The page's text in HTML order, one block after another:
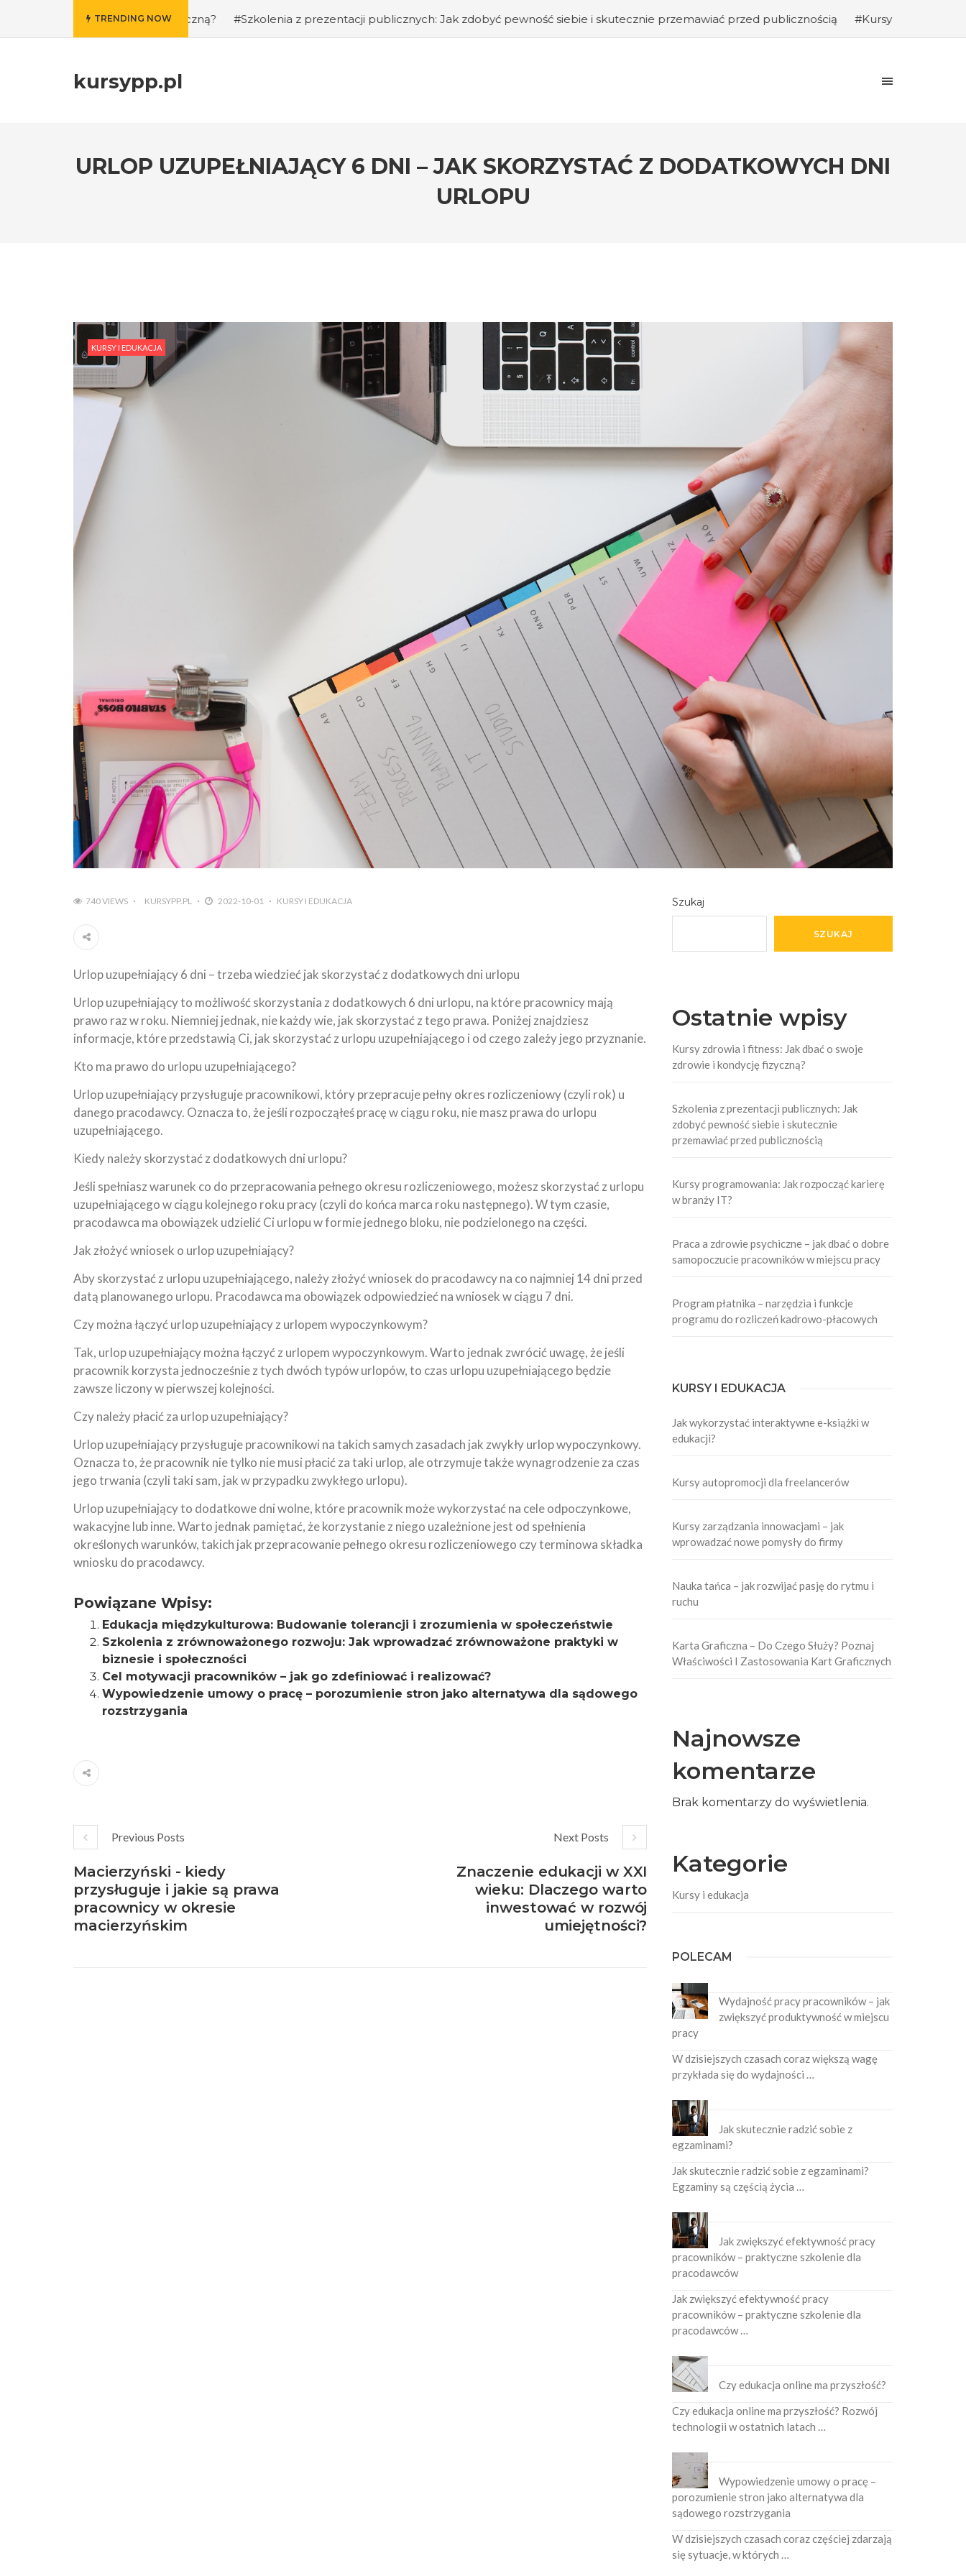
TRENDING NOW
i kondycję fizyczną? #Szkolenia z prezentacji publicznych: Jak zdobyć pewność siebie i skutecznie przemawiać przed publicznością #Kursy programowania: Jak
kursypp.pl
URLOP UZUPEŁNIAJĄCY 6 DNI – JAK SKORZYSTAĆ Z DODATKOWYCH DNI
URLOPU
KURSY I EDUKACJA
740 VIEWS KURSYPP.PL 2022-10-01 KURSY I EDUKACJA
Urlop uzupełniający 6 dni – trzeba wiedzieć jak skorzystać z dodatkowych dni urlopu
Urlop uzupełniający to możliwość skorzystania z dodatkowych 6 dni urlopu, na które pracownicy mają
prawo raz w roku. Niemniej jednak, nie każdy wie, jak skorzystać z tego prawa. Poniżej znajdziesz
informacje, które przedstawią Ci, jak skorzystać z urlopu uzupełniającego i od czego zależy jego przyznanie.
Kto ma prawo do urlopu uzupełniającego?
Urlop uzupełniający przysługuje pracownikowi, który przepracuje pełny okres rozliczeniowy (czyli rok) u
danego pracodawcy. Oznacza to, że jeśli rozpocząłeś pracę w ciągu roku, nie masz prawa do urlopu
uzupełniającego.
Kiedy należy skorzystać z dodatkowych dni urlopu?
Jeśli spełniasz warunek co do przepracowania pełnego okresu rozliczeniowego, możesz skorzystać z urlopu
uzupełniającego w ciągu kolejnego roku pracy (czyli do końca marca roku następnego). W tym czasie,
pracodawca ma obowiązek udzielić Ci urlopu w formie jednego bloku, nie podzielonego na części.
Jak złożyć wniosek o urlop uzupełniający?
Aby skorzystać z urlopu uzupełniającego, należy złożyć wniosek do pracodawcy na co najmniej 14 dni przed
datą planowanego urlopu. Pracodawca ma obowiązek odpowiedzieć na wniosek w ciągu 7 dni.
Czy można łączyć urlop uzupełniający z urlopem wypoczynkowym?
Tak, urlop uzupełniający można łączyć z urlopem wypoczynkowym. Warto jednak zwrócić uwagę, że jeśli
pracownik korzysta jednocześnie z tych dwóch typów urlopów, to czas urlopu uzupełniającego będzie
zawsze liczony w pierwszej kolejności.
Czy należy płacić za urlop uzupełniający?
Urlop uzupełniający przysługuje pracownikowi na takich samych zasadach jak zwykły urlop wypoczynkowy.
Oznacza to, że pracownik nie tylko nie musi płacić za taki urlop, ale otrzymuje także wynagrodzenie za czas
jego trwania (czyli taki sam, jak w przypadku zwykłego urlopu).
Urlop uzupełniający to dodatkowe dni wolne, które pracownik może wykorzystać na cele odpoczynkowe,
wakacyjne lub inne. Warto jednak pamiętać, że korzystanie z niego uzależnione jest od spełnienia
określonych warunków, takich jak przepracowanie pełnego okresu rozliczeniowego czy terminowa składka
wniosku do pracodawcy.
Powiązane Wpisy:
Edukacja międzykulturowa: Budowanie tolerancji i zrozumienia w społeczeństwie
Szkolenia z zrównoważonego rozwoju: Jak wprowadzać zrównoważone praktyki w
biznesie i społeczności
Cel motywacji pracowników – jak go zdefiniować i realizować?
Wypowiedzenie umowy o pracę – porozumienie stron jako alternatywa dla sądowego
rozstrzygania
Previous Posts
Macierzyński - kiedy
przysługuje i jakie są prawa
pracownicy w okresie
macierzyńskim
Next Posts
Znaczenie edukacji w XXI
wieku: Dlaczego warto
inwestować w rozwój
umiejętności?
Szukaj
SZUKAJ
Ostatnie wpisy
Kursy zdrowia i fitness: Jak dbać o swoje
zdrowie i kondycję fizyczną?
Szkolenia z prezentacji publicznych: Jak
zdobyć pewność siebie i skutecznie
przemawiać przed publicznością
Kursy programowania: Jak rozpocząć karierę
w branży IT?
Praca a zdrowie psychiczne – jak dbać o dobre
samopoczucie pracowników w miejscu pracy
Program płatnika – narzędzia i funkcje
programu do rozliczeń kadrowo-płacowych
KURSY I EDUKACJA
Jak wykorzystać interaktywne e-książki w
edukacji?
Kursy autopromocji dla freelancerów
Kursy zarządzania innowacjami – jak
wprowadzać nowe pomysły do firmy
Nauka tańca – jak rozwijać pasję do rytmu i
ruchu
Karta Graficzna – Do Czego Służy? Poznaj
Właściwości I Zastosowania Kart Graficznych
Najnowsze
komentarze
Brak komentarzy do wyświetlenia.
Kategorie
Kursy i edukacja
POLECAM
Wydajność pracy pracowników – jak
zwiększyć produktywność w miejscu
pracy
W dzisiejszych czasach coraz większą wagę
przykłada się do wydajności …
Jak skutecznie radzić sobie z
egzaminami?
Jak skutecznie radzić sobie z egzaminami?
Egzaminy są częścią życia …
Jak zwiększyć efektywność pracy
pracowników – praktyczne szkolenie dla
pracodawców
Jak zwiększyć efektywność pracy
pracowników – praktyczne szkolenie dla
pracodawców …
Czy edukacja online ma przyszłość?
Czy edukacja online ma przyszłość? Rozwój
technologii w ostatnich latach …
Wypowiedzenie umowy o pracę –
porozumienie stron jako alternatywa dla
sądowego rozstrzygania
W dzisiejszych czasach coraz częściej zdarzają
się sytuacje, w których …